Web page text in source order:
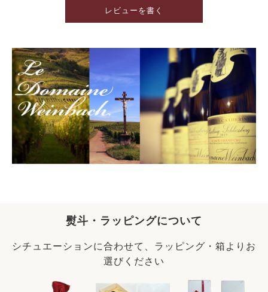
レビューを書く
熨斗・ラッピングについて
シチュエーションに合わせて、ラッピング・箱よりお
選びください